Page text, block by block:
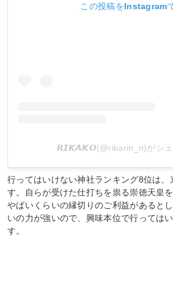
この投稿をInstagram
𝙍𝙄𝙆𝘼𝙆𝙊(@rikarin_n)がシェ
行ってはいけない神社ランキング8位は、
す。自らが受けた仕打ちを祟る崇徳天皇
やばいくらいの縁切りのご利益があると
いの力が強いので、興味本位で行っては
す。